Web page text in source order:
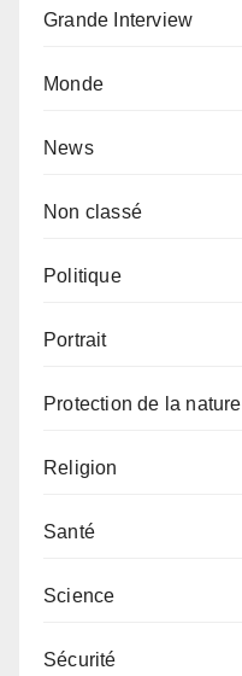
Grande Interview
Monde
News
Non classé
Politique
Portrait
Protection de la nature
Religion
Santé
Science
Sécurité